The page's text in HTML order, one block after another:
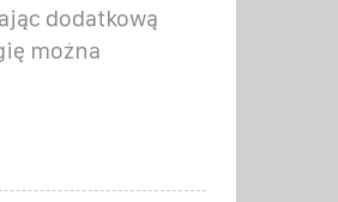
dodatkową
można